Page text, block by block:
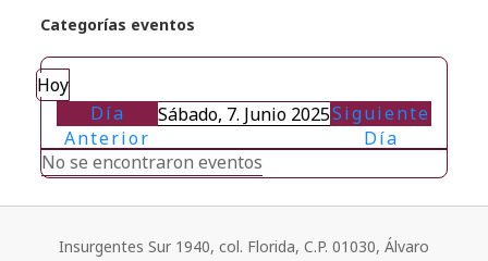
Categorías eventos
Hoy
Día
Anterior
Sábado, 7. Junio 2025Siguiente
Día
No se encontraron eventos
Insurgentes Sur 1940, col. Florida, C.P. 01030, Álvaro